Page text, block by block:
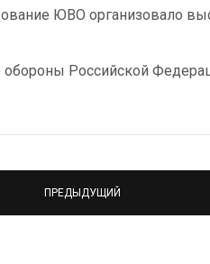
ЮВО организовало
обороны Российской
ПРЕДЫДУЩИЙ